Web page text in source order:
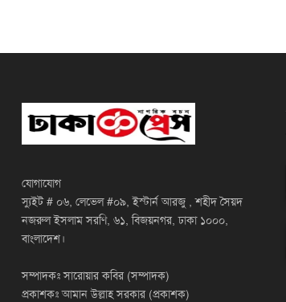
যোগাযোগ
স্যুইট # ০৬, লেভেল #০৯, ইস্টার্ন আরজু , শহীদ সৈয়দ
নজরুল ইসলাম সরণি, ৬১, বিজয়নগর, ঢাকা ১০০০,
বাংলাদেশ।
সম্পাদকঃ সারোয়ার কবির (সম্পাদক)
প্রকাশকঃ আমান উল্লাহ সরকার (প্রকাশক)